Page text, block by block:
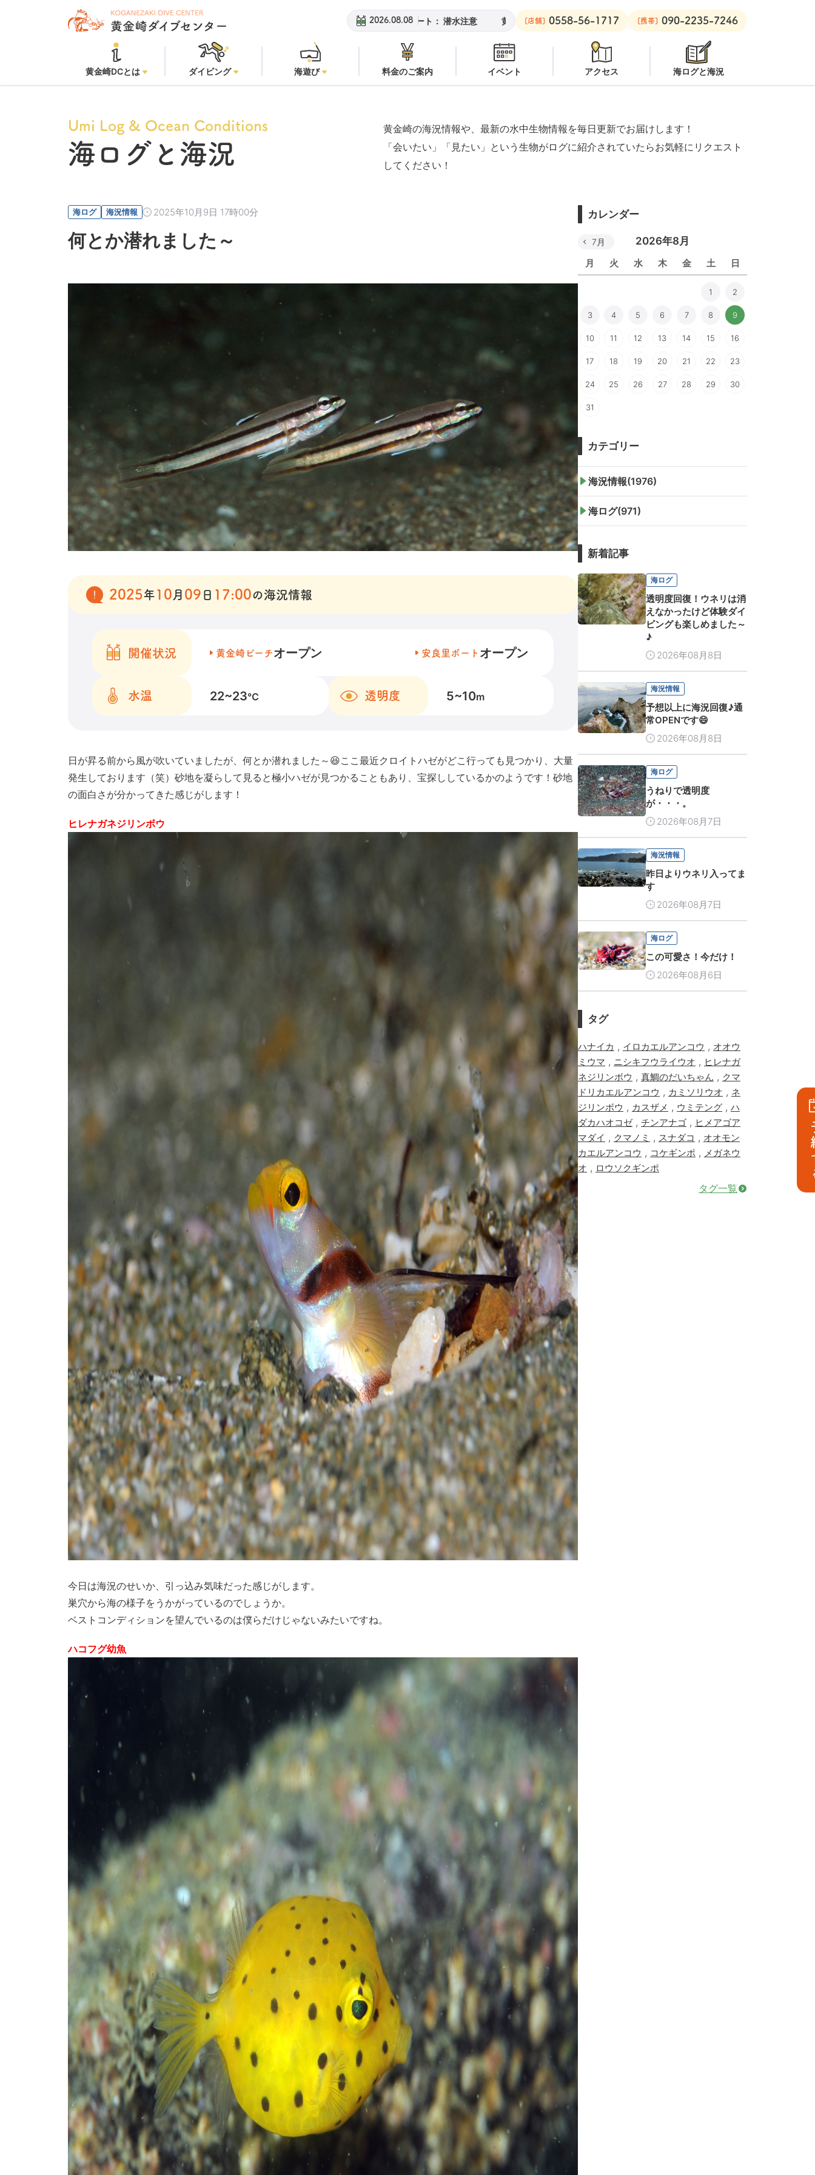
2026.08.08 黄金崎ビーチ：オープン
黄金崎ビーチ： オープン 安良里ボート：潜水注意
[店舗] 0558-56-1717 [携帯] 090-2235-7246
黄金崎DCとは ダイビング 海遊び 料金のご案内 イベント アクセス 海ログと海況
Umi Log & Ocean Conditions
海ログと海況
黄金崎の海況情報や、最新の水中生物情報を毎日更新でお届けします！
「会いたい」「見たい」という生物がログに紹介されていたらお気軽にリクエスト
してください！
海ログ 海況情報 2025年10月9日 17時00分
何とか潜れました～
2025年 10 月 09 日 17:00の海況情報
開催状況 黄金崎ビーチオープン 安良里ボート オープン
水温 22~23℃ 透明度 5~10m
日が昇る前から風が吹いていましたが、何とか潜れました～😆ここ最近クロイトハゼがどこ行っても見つかり、大量
発生しております（笑）砂地を凝らして見ると極小ハゼが見つかることもあり、宝探ししているかのようです！砂地
の面白さが分かってきた感じがします！
ヒレナガネジリンボウ
今日は海況のせいか、引っ込み気味だった感じがします。
巣穴から海の様子をうかがっているのでしょうか。
ベストコンディションを望んでいるのは僕らだけじゃないみたいですね。
ハコフグ幼魚
カレンダー
2026年8月
月 火 水 木 金 土 日
7月
1 2
3 4 5 6 7 8 9
10 11 12 13 14 15 16
17 18 19 20 21 22 23
24 25 26 27 28 29 30
31
カテゴリー
海況情報(1976)
海ログ(971)
新着記事
海ログ
透明度回復！ウネリは消
えなかったけど体験ダイ
ビングも楽しめました～
♪
2026年08月8日
海況情報
予想以上に海況回復♪通
常OPENです😄
2026年08月8日
海ログ
うねりで透明度
が・・・。
2026年08月7日
海況情報
昨日よりウネリ入ってま
す
2026年08月7日
海ログ
この可愛さ！今だけ！
2026年08月6日
タグ
ハナイカ , イロカエルアンコウ , オオウ
ミウマ , ニシキフウライウオ , ヒレナガ
ネジリンボウ , 真鯛のだいちゃん , クマ
ドリカエルアンコウ , カミソリウオ , ネ
ジリンボウ , カスザメ , ウミテング , ハ
ダカハオコゼ, チンアナゴ , ヒメアゴア
マダイ , クマノミ , スナダコ , オオモン
カエルアンコウ , コケギンポ , メガネウ
オ , ロウソクギンポ
タグ一覧